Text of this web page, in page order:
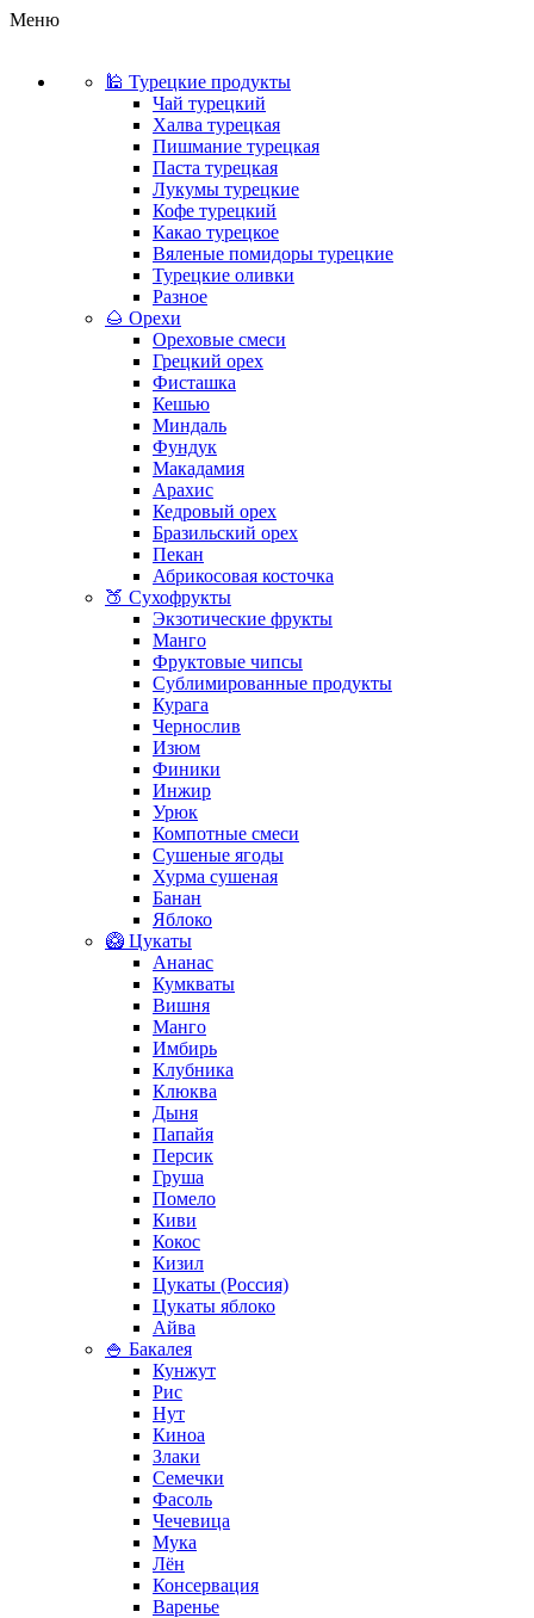
Меню
🕌 Турецкие продукты
Чай турецкий
Халва турецкая
Пишмание турецкая
Паста турецкая
Лукумы турецкие
Кофе турецкий
Какао турецкое
Вяленые помидоры турецкие
Турецкие оливки
Разное
🌰 Орехи
Ореховые смеси
Грецкий орех
Фисташка
Кешью
Миндаль
Фундук
Макадамия
Арахис
Кедровый орех
Бразильский орех
Пекан
Абрикосовая косточка
🍑 Сухофрукты
Экзотические фрукты
Манго
Фруктовые чипсы
Сублимированные продукты
Курага
Чернослив
Изюм
Финики
Инжир
Урюк
Компотные смеси
Сушеные ягоды
Хурма сушеная
Банан
Яблоко
🥝 Цукаты
Ананас
Кумкваты
Вишня
Манго
Имбирь
Клубника
Клюква
Дыня
Папайя
Персик
Груша
Помело
Киви
Кокос
Кизил
Цукаты (Россия)
Цукаты яблоко
Айва
🍚 Бакалея
Кунжут
Рис
Нут
Киноа
Злаки
Семечки
Фасоль
Чечевица
Мука
Лён
Консервация
Варенье